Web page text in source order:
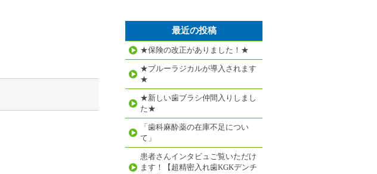
最近の投稿
★保険の改正がありました！★
★ブルーラジカルが導入されます
★
★新しい歯ブラシ仲間入りしまし
た★
「歯科麻酔薬の在庫不足につい
て」
患者さんインタビュご覧いただけ
ます！【超精密入れ歯KGKデンチ